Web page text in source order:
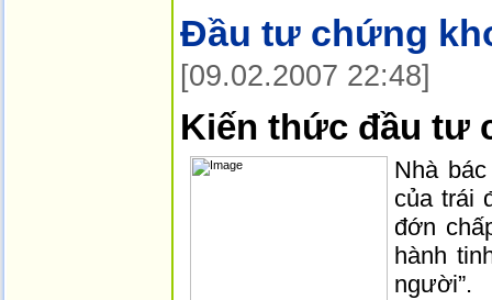
Đầu tư chứng
[09.02.2007 22:48]
Kiến thức đầu tư
Nhà
của trái
đớn
hành
người”.